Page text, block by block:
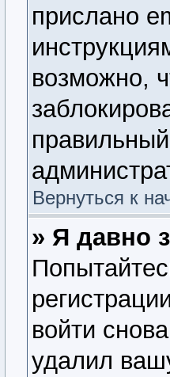
прислано
возможно,
Вернуться к
» Я давно
войти
удалил